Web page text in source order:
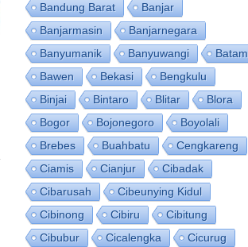
Bandung Barat
Banjar
Banjarmasin
Banjarnegara
Banyumanik
Banyuwangi
Batam
Bawen
Bekasi
Bengkulu
Binjai
Bintaro Blitar
Blora
Bogor
Bojonegoro
Boyolali
Brebes
Buahbatu
Cengkareng
Ciamis
Cianjur
Cibadak
Cibarusah
Cibeunying Kidul
Cibinong
Cibiru
Cibitung
Cibubur
Cicalengka
Cicurug